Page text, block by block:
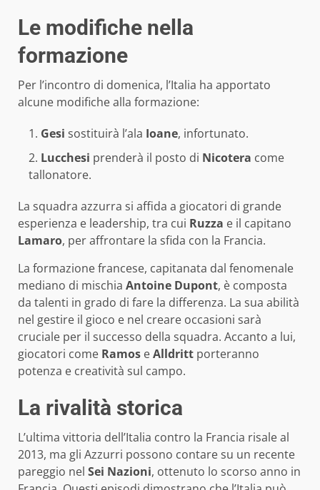
Le modifiche nella
formazione
Per l’incontro di domenica, l’Italia ha apportato
alcune modifiche alla formazione:
Gesi sostituirà l’ala Ioane, infortunato.
Lucchesi prenderà il posto di Nicotera come
tallonatore.
La squadra azzurra si affida a giocatori di grande
esperienza e leadership, tra cui Ruzza e il capitano
Lamaro, per affrontare la sfida con la Francia.
La formazione francese, capitanata dal fenomenale
mediano di mischia Antoine Dupont, è composta
da talenti in grado di fare la differenza. La sua abilità
nel gestire il gioco e nel creare occasioni sarà
cruciale per il successo della squadra. Accanto a lui,
giocatori come Ramos eAlldritt porteranno
potenza e creatività sul campo.
La rivalità storica
L’ultima vittoria dell’Italia contro la Francia risale al
2013, ma gli Azzurri possono contare su un recente
pareggio nel Sei Nazioni, ottenuto lo scorso anno in